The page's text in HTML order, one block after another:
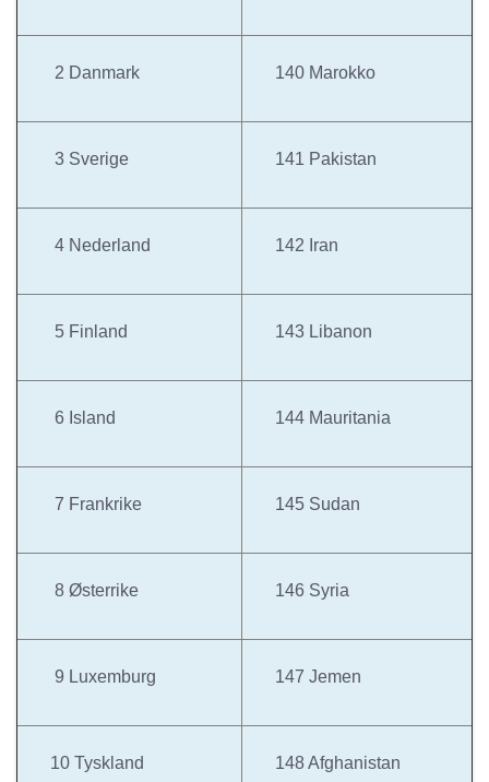
2 Danmark 140 Marokko
3 Sverige 141 Pakistan
4 Nederland 142 Iran
5 Finland 143 Libanon
6 Island 144 Mauritania
7 Frankrike 145 Sudan
8 Østerrike 146 Syria
9 Luxemburg 147 Jemen
10 Tyskland 148 Afghanistan